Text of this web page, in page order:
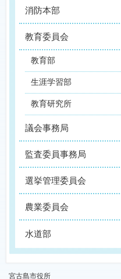
消防本部
教育委員会
教育部
生涯学習部
教育研究所
議会事務局
監査委員事務局
選挙管理委員会
農業委員会
水道部
宮古島市役所